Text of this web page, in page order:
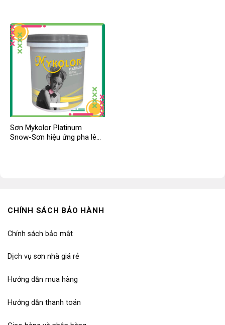
Sơn Mykolor Platinum
Snow-Sơn hiệu ứng pha lê
CHÍNH SÁCH BẢO HÀNH
Chính sách bảo mật
Dịch vụ sơn nhà giá rẻ
Hướng dẫn mua hàng
Hướng dẫn thanh toán